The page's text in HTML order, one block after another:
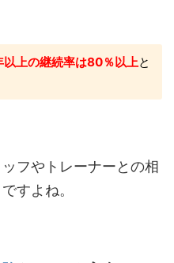
以上の継続率は80％以上と
フやトレーナーとの相
すよね。